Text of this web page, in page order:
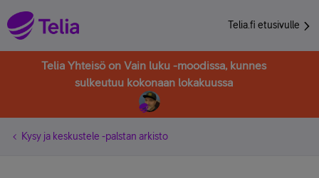
Telia.fi etusivulle
Telia Yhteisö on Vain luku -moodissa, kunnes
sulkeutuu kokonaan lokakuussa
Kysy ja keskustele -palstan arkisto